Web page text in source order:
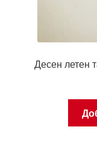
Десен летен